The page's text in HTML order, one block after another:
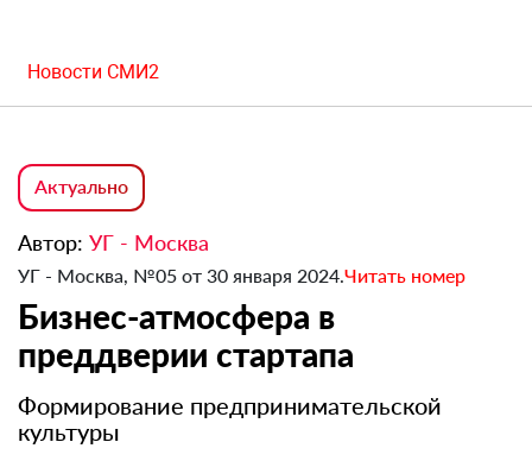
Новости СМИ2
Актуально
Автор: УГ - Москва
УГ - Москва, №05 от 30 января 2024.Читать номер
Бизнес-атмосфера в
преддверии стартапа
Формирование предпринимательской
культуры